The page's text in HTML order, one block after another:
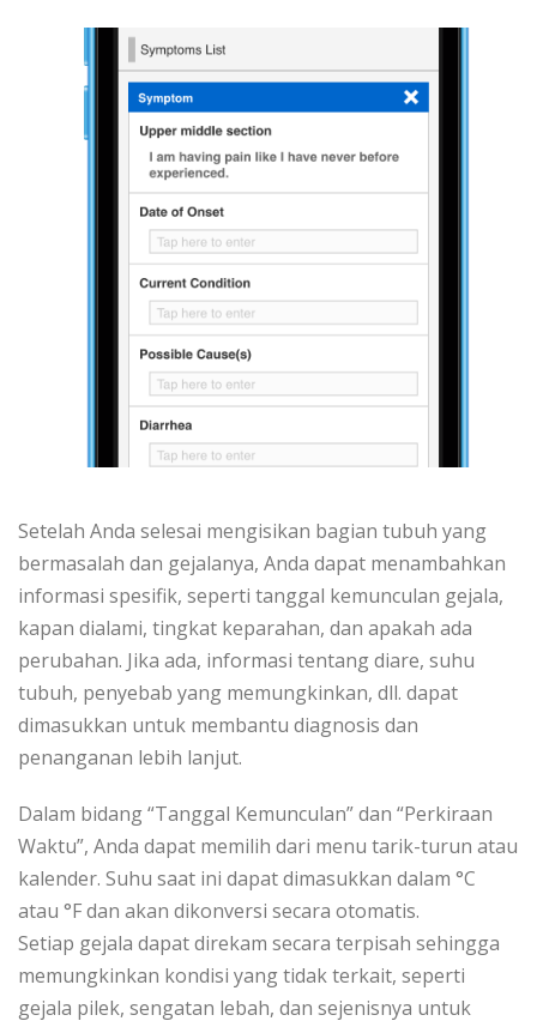
Setelah Anda selesai mengisikan bagian tubuh yang
bermasalah dan gejalanya, Anda dapat menambahkan
informasi spesifik, seperti tanggal kemunculan gejala,
kapan dialami, tingkat keparahan, dan apakah ada
perubahan. Jika ada, informasi tentang diare, suhu
tubuh, penyebab yang memungkinkan, dll. dapat
dimasukkan untuk membantu diagnosis dan
penanganan lebih lanjut.
Dalam bidang “Tanggal Kemunculan” dan “Perkiraan
Waktu”, Anda dapat memilih dari menu tarik-turun atau
kalender. Suhu saat ini dapat dimasukkan dalam °C
atau °F dan akan dikonversi secara otomatis.
Setiap gejala dapat direkam secara terpisah sehingga
memungkinkan kondisi yang tidak terkait, seperti
gejala pilek, sengatan lebah, dan sejenisnya untuk